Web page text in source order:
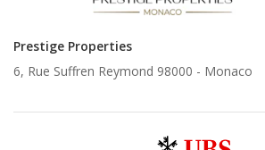
Prestige Properties
6, Rue Suffren Reymond 98000 - Monaco